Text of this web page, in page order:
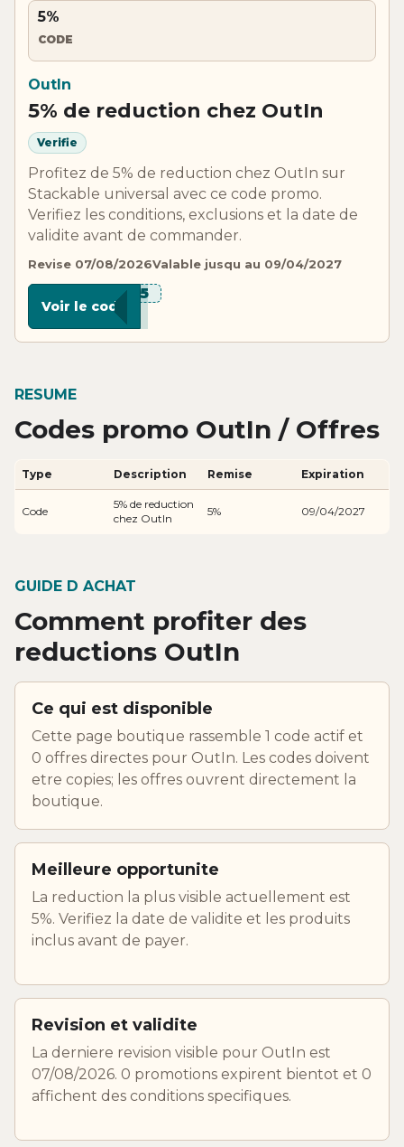
5%
CODE
OutIn
5% de reduction chez OutIn
Verifie
Profitez de 5% de reduction chez OutIn sur
Stackable universal avec ce code promo.
Verifiez les conditions, exclusions et la date de
validite avant de commander.
Revise 07/08/2026Valable jusqu au 09/04/2027
***FF5
Voir le code
RESUME
Codes promo OutIn / Offres
Type Description Remise Expiration
Code
5% de reduction
chez OutIn
5% 09/04/2027
GUIDE D ACHAT
Comment profiter des
reductions OutIn
Ce qui est disponible
Cette page boutique rassemble 1 code actif et
0 offres directes pour OutIn. Les codes doivent
etre copies; les offres ouvrent directement la
boutique.
Meilleure opportunite
La reduction la plus visible actuellement est
5%. Verifiez la date de validite et les produits
inclus avant de payer.
Revision et validite
La derniere revision visible pour OutIn est
07/08/2026. 0 promotions expirent bientot et 0
affichent des conditions specifiques.